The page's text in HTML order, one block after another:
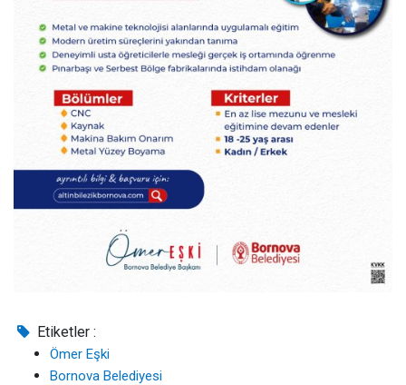
Etiketler :
Ömer Eşki
Bornova Belediyesi